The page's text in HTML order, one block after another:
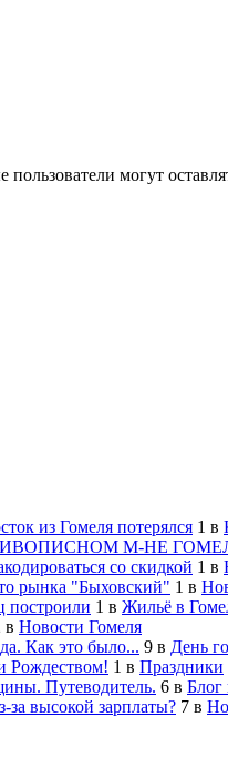
могут
из Гомеля потерялся 1 в
М-НЕ
со скидкой 1 в
рынка "Быховский" 1 в
построили 1 в Жильё в
в Новости Гомеля
Как это было... 9 в День
Рождеством! 1 в Праздники
Путеводитель. 6 в Блог
высокой зарплаты? 7 в